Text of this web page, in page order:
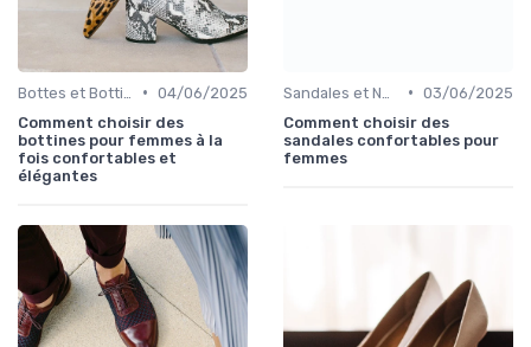
• 04/06/2025
Comment choisir des
bottines pour femmes à la
fois confortables et
élégantes
• 03/06/2025
Comment choisir des
sandales confortables pour
femmes